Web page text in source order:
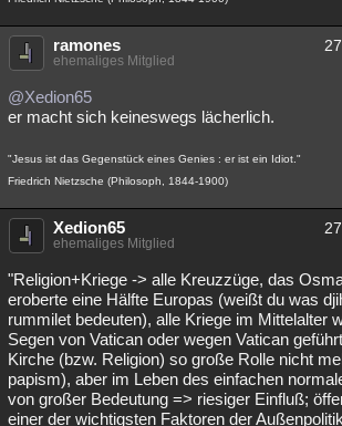
ramones
ehemaliges Mitglied
@Xedion65
er macht sich keineswegs lächerlich.
"Jesus ist das Gegenstück eines Genies : er ist ein Idiot."
Friedrich Nietzsche (Philosoph, 1844-1900)
Xedion65
ehemaliges Mitglied
"Religion+Kriege -> alle Kreuzzüge, das
eroberte eine Hälfte Europas (weißt du was
rummilet bedeuten), alle Kriege im Mittelalter
Segen von Vatican oder wegen Vatican
Kirche (bzw. Religion) so große Rolle nicht
papism), aber im Leben des einfachen
von großer Bedeutung => riesiger Einfluß;
einer der wichtigsten Faktoren der